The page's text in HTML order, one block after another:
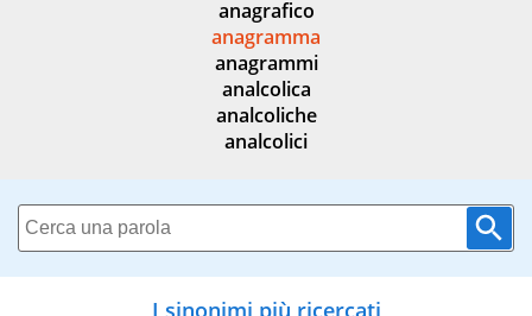
anagrafico
anagramma
anagrammi
analcolica
analcoliche
analcolici